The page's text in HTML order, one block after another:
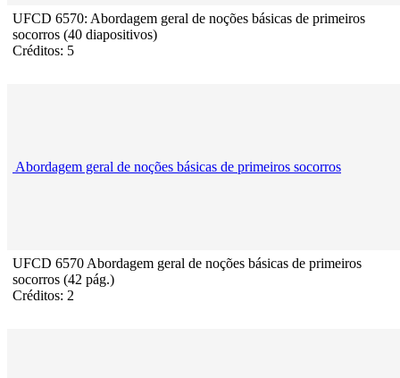
UFCD 6570: Abordagem geral de noções básicas de primeiros
socorros (40 diapositivos)
Créditos: 5
Abordagem geral de noções básicas de primeiros socorros
UFCD 6570 Abordagem geral de noções básicas de primeiros
socorros (42 pág.)
Créditos: 2